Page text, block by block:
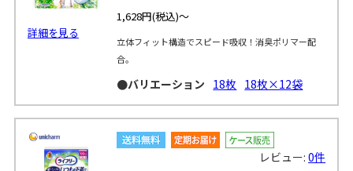
詳細を見る
1,628円(税込)～
立体フィット構造でスピード吸収！消臭ポリマー配
合。
●バリエーション 18枚 18枚×12袋
レビュー:0件